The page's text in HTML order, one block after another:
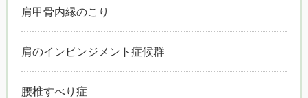
肩甲骨内縁のこり
肩のインピンジメント症候群
腰椎すべり症